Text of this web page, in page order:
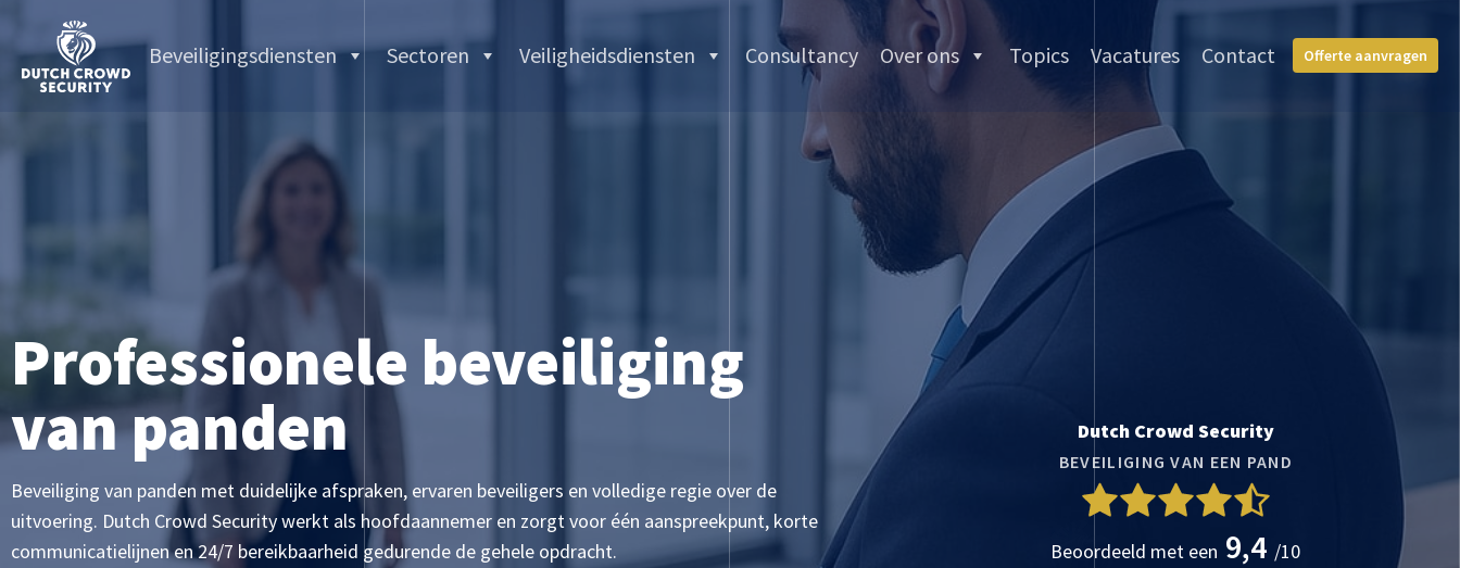
Beveiligingsdiensten Sectoren Veiligheidsdiensten Consultancy Over ons Topics Vacatures Contact Offerte aanvragen
Professionele beveiliging
van panden
Beveiliging van panden met duidelijke afspraken, ervaren beveiligers en volledige regie over de
uitvoering. Dutch Crowd Security werkt als hoofdaannemer en zorgt voor één aanspreekpunt, korte
communicatielijnen en 24/7 bereikbaarheid gedurende de gehele opdracht.
Dutch Crowd Security
BEVEILIGING VAN EEN PAND
Beoordeeld met een 9,4 /10